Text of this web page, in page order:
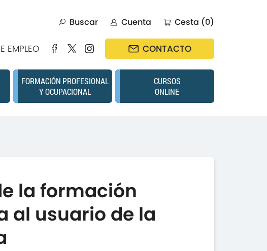
Buscar Cuenta Cesta (0)
EMPLEO CONTACTO
FORMACIÓN PROFESIONAL
Y OCUPACIONAL
CURSOS
ONLINE
la formación
al usuario de la